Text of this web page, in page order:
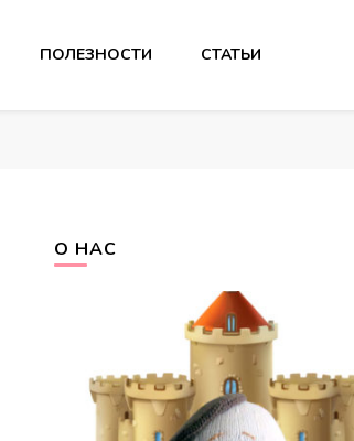
ПОЛЕЗНОСТИ СТАТЬИ
О НАС